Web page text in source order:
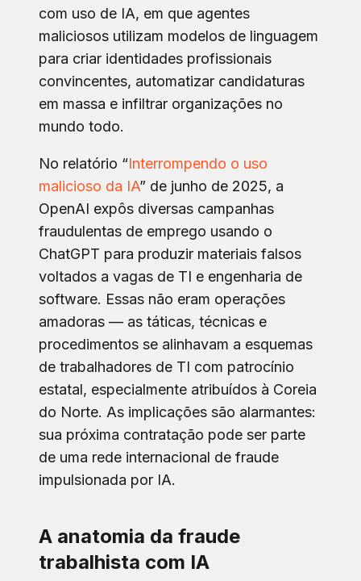
com uso de IA, em que agentes
maliciosos utilizam modelos de linguagem
para criar identidades profissionais
convincentes, automatizar candidaturas
em massa e infiltrar organizações no
mundo todo.
No relatório “Interrompendo o uso
malicioso da IA” de junho de 2025, a
OpenAI expôs diversas campanhas
fraudulentas de emprego usando o
ChatGPT para produzir materiais falsos
voltados a vagas de TI e engenharia de
software. Essas não eram operações
amadoras — as táticas, técnicas e
procedimentos se alinhavam a esquemas
de trabalhadores de TI com patrocínio
estatal, especialmente atribuídos à Coreia
do Norte. As implicações são alarmantes:
sua próxima contratação pode ser parte
de uma rede internacional de fraude
impulsionada por IA.
A anatomia da fraude
trabalhista com IA